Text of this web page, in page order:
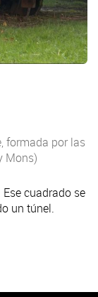
formada por las
Mons)
cuadrado se
un túnel.